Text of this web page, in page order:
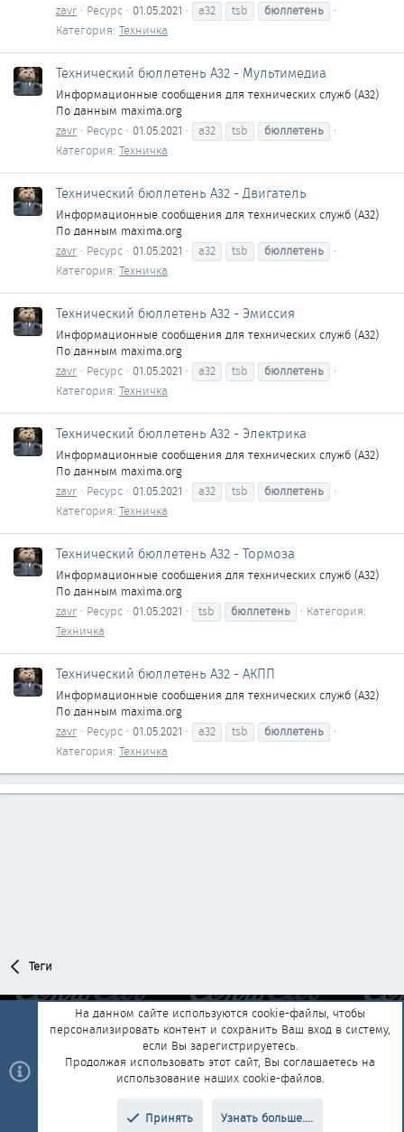
zavr
Ресурс 01.05.2021 a32 tsb
бюллетень
Категория: Техничка
Технический бюллетень A32 - Мультимедиа
Информационные сообщения для технических служб (A32)
По данным maxima.org
zavr
Ресурс 01.05.2021 a32 tsb
бюллетень
Категория: Техничка
Технический бюллетень A32 - Двигатель
Информационные сообщения для технических служб (A32)
По данным maxima.org
zavr
Ресурс 01.05.2021 a32 tsb
бюллетень
Категория: Техничка
Технический бюллетень A32 - Эмиссия
Информационные сообщения для технических служб (A32)
По данным maxima.org
zavr
Ресурс 01.05.2021 a32 tsb
бюллетень
Категория: Техничка
Технический бюллетень A32 - Электрика
Информационные сообщения для технических служб (A32)
По данным maxima.org
zavr
Ресурс 01.05.2021 a32 tsb
бюллетень
Категория: Техничка
Технический бюллетень A32 - Тормоза
Информационные сообщения для технических служб (A32)
По данным maxima.org
zavr
Ресурс 01.05.2021 tsb бюллетень
Категория:
Техничка
Технический бюллетень A32 - АКПП
Информационные сообщения для технических служб (A32)
По данным maxima.org
zavr
Ресурс 01.05.2021 a32 tsb
бюллетень
Категория: Техничка
Теги
Обратная связь
Условия и правила
Политика конфиденциальности
Помощь Главная
R
add-ons by ThemeHouse Перевод от Jumuro®
На данном сайте используются cookie-файлы, чтобы
персонализировать контент и сохранить Ваш вход в систему,
если Вы зарегистрируетесь.
Продолжая использовать этот сайт, Вы соглашаетесь на
использование наших cookie-файлов.
Принять Узнать больше....